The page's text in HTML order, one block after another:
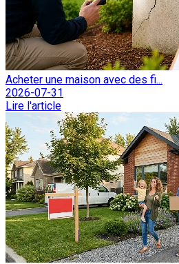
Acheter une maison avec des fi...
2026-07-31
Lire l'article